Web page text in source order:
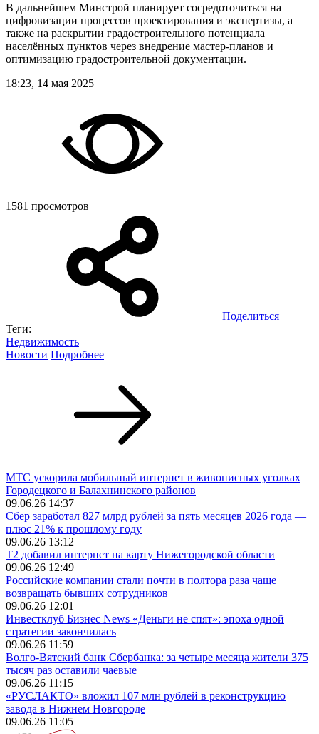
В дальнейшем Минстрой планирует сосредоточиться на
цифровизации процессов проектирования и экспертизы, а
также на раскрытии градостроительного потенциала
населённых пунктов через внедрение мастер-планов и
оптимизацию градостроительной документации.
18:23, 14 мая 2025
1581 просмотров
Поделиться
Теги:
Недвижимость
Новости Подробнее
МТС ускорила мобильный интернет в живописных уголках
Городецкого и Балахнинского районов
09.06.26 14:37
Сбер заработал 827 млрд рублей за пять месяцев 2026 года —
плюс 21% к прошлому году
09.06.26 13:12
Т2 добавил интернет на карту Нижегородской области
09.06.26 12:49
Российские компании стали почти в полтора раза чаще
возвращать бывших сотрудников
09.06.26 12:01
Инвестклуб Бизнес News «Деньги не спят»: эпоха одной
стратегии закончилась
09.06.26 11:59
Волго-Вятский банк Сбербанка: за четыре месяца жители 375
тысяч раз оставили чаевые
09.06.26 11:15
«РУСЛАКТО» вложил 107 млн рублей в реконструкцию
завода в Нижнем Новгороде
09.06.26 11:05